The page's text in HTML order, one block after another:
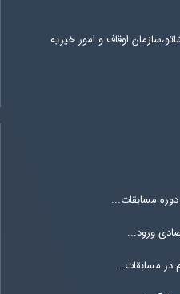
اوقاف و امور خیریه
مسابقات...
ورود...